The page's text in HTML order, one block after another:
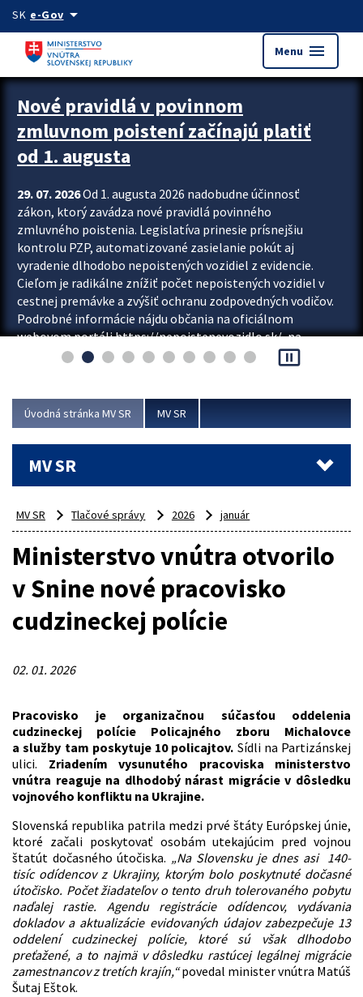
Preskocit na hlavný obsah
SK e-Govarrow_drop_down
Menu menu
Zastavit automatický posun upútavok
Nové pravidlá v povinnom
zmluvnom poistení začínajú platiť
od 1. augusta
29. 07. 2026Od 1. augusta 2026 nadobudne účinnosť
zákon, ktorý zavádza nové pravidlá povinného
zmluvného poistenia. Legislatíva prinesie prísnejšiu
kontrolu PZP, automatizované zasielanie pokút aj
vyradenie dlhodobo nepoistených vozidiel z evidencie.
Cieľom je radikálne znížiť počet nepoistených vozidiel v
cestnej premávke a zvýšiť ochranu zodpovedných vodičov.
Podrobné informácie nájdu občania na oficiálnom
webovom portáli https://nepoistenevozidlo.sk/, na
ktorom od augusta pribudne aj možnosť overiť si...
pause_presentation
Úvodná stránka MV SR MV SR
MV SR
MV SR Tlačové správy 2026 január
Ministerstvo vnútra otvorilo
v Snine nové pracovisko
cudzineckej polície
02. 01. 2026
Pracovisko je organizačnou súčasťou oddelenia
cudzineckej polície Policajného zboru Michalovce
a služby tam poskytuje 10 policajtov. Sídli na Partizánskej
ulici. Zriadením vysunutého pracoviska ministerstvo
vnútra reaguje na dlhodobý nárast migrácie v dôsledku
vojnového konfliktu na Ukrajine.
Slovenská republika patrila medzi prvé štáty Európskej únie,
ktoré začali poskytovať osobám utekajúcim pred vojnou
štatút dočasného útočiska. „Na Slovensku je dnes asi 140-
tisíc odídencov z Ukrajiny, ktorým bolo poskytnuté dočasné
útočisko. Počet žiadateľov o tento druh tolerovaného pobytu
naďalej rastie. Agendu registrácie odídencov, vydávania
dokladov a aktualizácie evidovaných údajov zabezpečuje 13
oddelení cudzineckej polície, ktoré sú však dlhodobo
preťažené, a to najmä v dôsledku rastúcej legálnej migrácie
zamestnancov z tretích krajín,“povedal minister vnútra Matúš
Šutaj Eštok.